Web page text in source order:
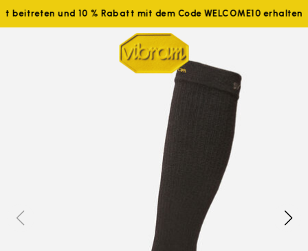
beitreten und 10 % Rabatt mit dem Code WELCOME10 erhalten